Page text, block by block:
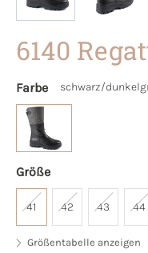
6140
Farbe schwarz/
Größe
41 42 43 44
Größentabelle anzeigen